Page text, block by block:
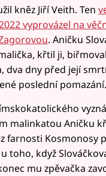
kněz Jiří Veith. Ten
vyprovázel na
. Aničku
křtil ji,
dva dny před její
poslední pomazání.
malinkatou Aničku
farnosti Kosmonosy
toho, když
mu zpěvačka